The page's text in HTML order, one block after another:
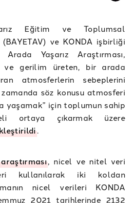
Eğitim ve Toplumsal
ve KONDA işbirliği
Yaşarız Araştırması,
ve gerilim üreten, bir arada
atmosferlerin sebeplerini
söz konusu atmosferi
yaşamak” için toplumun sahip
ortaya çıkarmak üzere
.
, nicel ve nitel veri
kullanılarak iki koldan
nicel verileri KONDA
2021 tarihlerinde 2132